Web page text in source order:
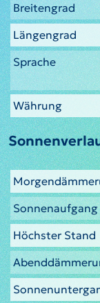
Breitengrad
Längengrad
Sprache
Währung
Sonnenaufgang
Höchster Stand